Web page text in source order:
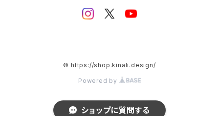
© https://shop.kinali.design/
Powered by
ショップに質問する